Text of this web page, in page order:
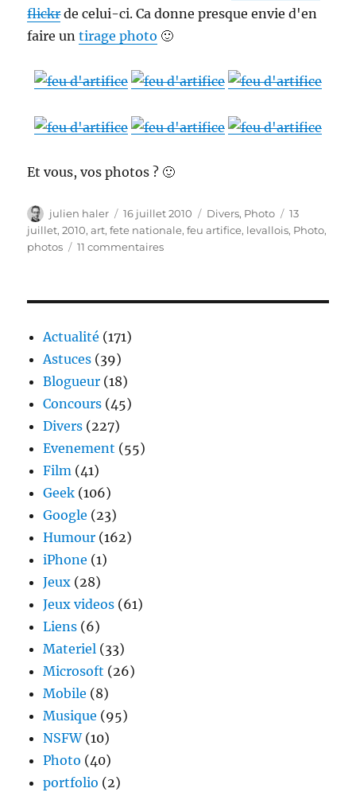
flickrde celui-ci. Ca donne presque envie d'en
faire untirage photo 🙂
Et vous, vos photos ? 🙂
Auteur
julien haler
Publié
le
16 juillet 2010 Catégories
Divers, Photo Étiquettes
13
juillet,2010,art,fete nationale,feu artifice, levallois, Photo,
photos
11 commentairessur
Actualité (171)
Astuces (39)
Blogueur (18)
Concours (45)
Divers (227)
Evenement (55)
Film (41)
Geek (106)
Google (23)
Humour (162)
iPhone (1)
Jeux (28)
Jeux videos (61)
Liens (6)
Materiel (33)
Microsoft (26)
Mobile (8)
Musique (95)
NSFW(10)
Photo (40)
portfolio (2)